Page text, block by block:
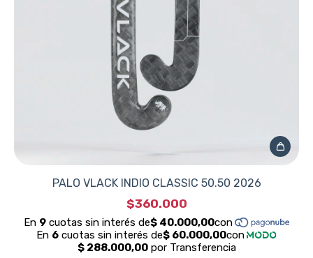
PALO VLACK INDIO CLASSIC 50.50 2026
$360.000